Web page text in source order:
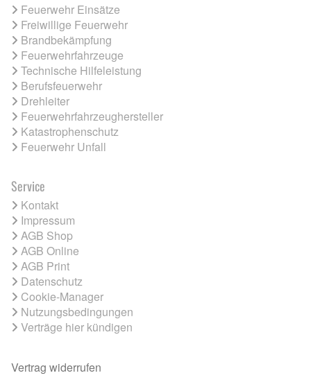
Feuerwehr Einsätze
Freiwillige Feuerwehr
Brandbekämpfung
Feuerwehrfahrzeuge
Technische Hilfeleistung
Berufsfeuerwehr
Drehleiter
Feuerwehrfahrzeughersteller
Katastrophenschutz
Feuerwehr Unfall
Service
Kontakt
Impressum
AGB Shop
AGB Online
AGB Print
Datenschutz
Cookie-Manager
Nutzungsbedingungen
Verträge hier kündigen
Vertrag widerrufen